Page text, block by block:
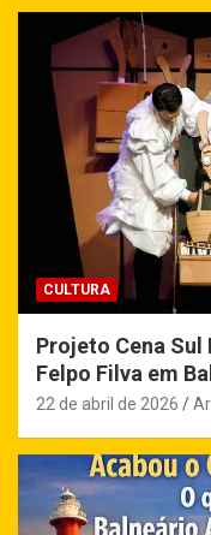
CULTURA
Projeto Cena Sul
Felpo Filva em
22 de abril de 2026